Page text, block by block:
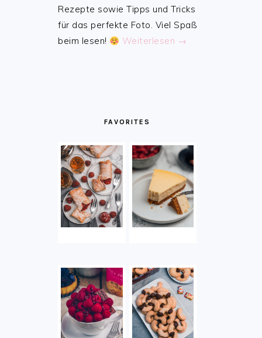
Rezepte sowie Tipps und Tricks
für das perfekte Foto. Viel Spaß
beim lesen!
Weiterlesen →
FAVORITES